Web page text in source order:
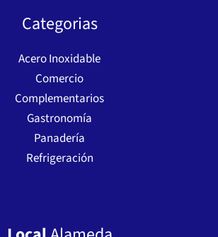
Categorias
Acero Inoxidable
Comercio
Complementarios
Gastronomía
Panadería
Refrigeración